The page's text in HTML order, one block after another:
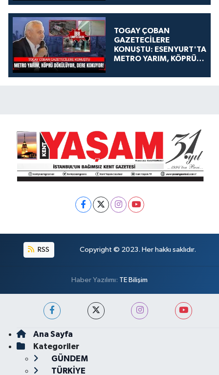
TOGAY ÇOBAN
GAZETECİLERE
KONUŞTU: ESENYURT'TA
METRO YARIM, KÖPRÜ
KOKUYOR!
RSS Copyright © 2023. Her hakkı saklıdır.
Haber Yazılımı: TE Bilişim
Ana Sayfa
Kategoriler
GÜNDEM
TÜRKİYE